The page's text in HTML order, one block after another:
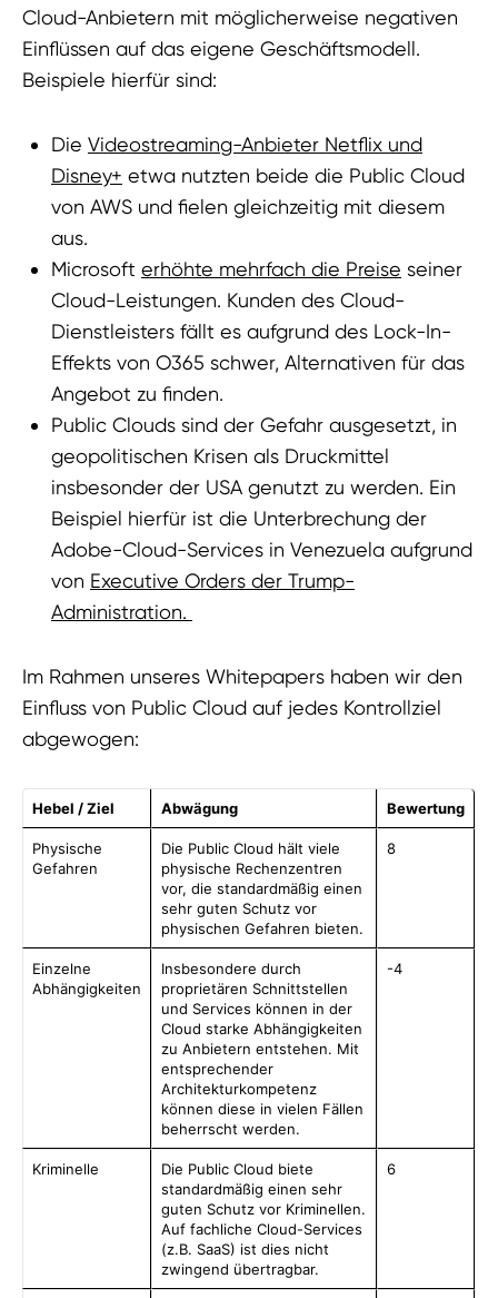
Cloud-Anbietern mit möglicherweise negativen
Einflüssen auf das eigene Geschäftsmodell.
Beispiele hierfür sind:
Die Videostreaming-Anbieter Netflix und
Disney+ etwa nutzten beide die Public Cloud
von AWS und fielen gleichzeitig mit diesem
aus.
Microsoft erhöhte mehrfach die Preise seiner
Cloud-Leistungen. Kunden des Cloud-
Dienstleisters fällt es aufgrund des Lock-In-
Effekts von O365 schwer, Alternativen für das
Angebot zu finden.
Public Clouds sind der Gefahr ausgesetzt, in
geopolitischen Krisen als Druckmittel
insbesonder der USA genutzt zu werden. Ein
Beispiel hierfür ist die Unterbrechung der
Adobe-Cloud-Services in Venezuela aufgrund
von Executive Orders der Trump-
Administration.
Im Rahmen unseres Whitepapers haben wir den
Einfluss von Public Cloud auf jedes Kontrollziel
abgewogen:
Hebel / Ziel Abwägung Bewertung
Physische
Gefahren
Die Public Cloud hält viele
physische Rechenzentren
vor, die standardmäßig einen
sehr guten Schutz vor
physischen Gefahren bieten.
8
Einzelne
Abhängigkeiten
Insbesondere durch
proprietären Schnittstellen
und Services können in der
Cloud starke Abhängigkeiten
zu Anbietern entstehen. Mit
entsprechender
Architekturkompetenz
können diese in vielen Fällen
beherrscht werden.
-4
Kriminelle
Die Public Cloud biete
standardmäßig einen sehr
guten Schutz vor Kriminellen.
Auf fachliche Cloud-Services
(z.B. SaaS) ist dies nicht
zwingend übertragbar.
6